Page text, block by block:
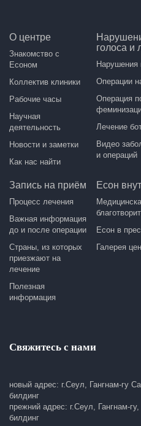
О центре
Знакомство с
Есоном
Коллектив клиники
Рабочие часы
Научная
деятельность
Новости и заметки
Как нас найти
голоса и
Нарушения
Операции
Операция
Лечение
Видео
и операций
Запись на приём
Процесс лечения
Важная информация
до и после операции
Страны, из которых
приезжают на
лечение
Полезная
информация
Есон
Есон в
Галерея
Свяжитесь с нами
новый адрес: г.Сеул, Гангнам-гу
билдинг
прежний адрес: г.Сеул, Гангнам-
билдинг